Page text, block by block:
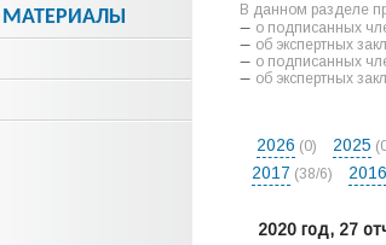
В данном разделе
о подписанных
об экспертных
о подписанных
об экспертных
2026 (0) 2025
2017 (38/6) 2016
2020 год, 27
МАТЕРИАЛЫ